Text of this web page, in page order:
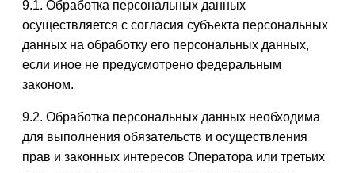
9.1. Обработка персональных данных
осуществляется с согласия субъекта персональных
данных на обработку его персональных данных,
если иное не предусмотрено федеральным
законом.
9.2. Обработка персональных данных необходима
для выполнения обязательств и осуществления
прав и законных интересов Оператора или третьих